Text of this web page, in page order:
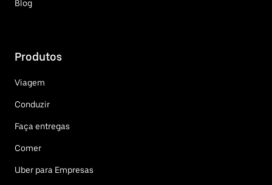
Blog
Produtos
Viagem
Conduzir
Faça entregas
Comer
Uber para Empresas